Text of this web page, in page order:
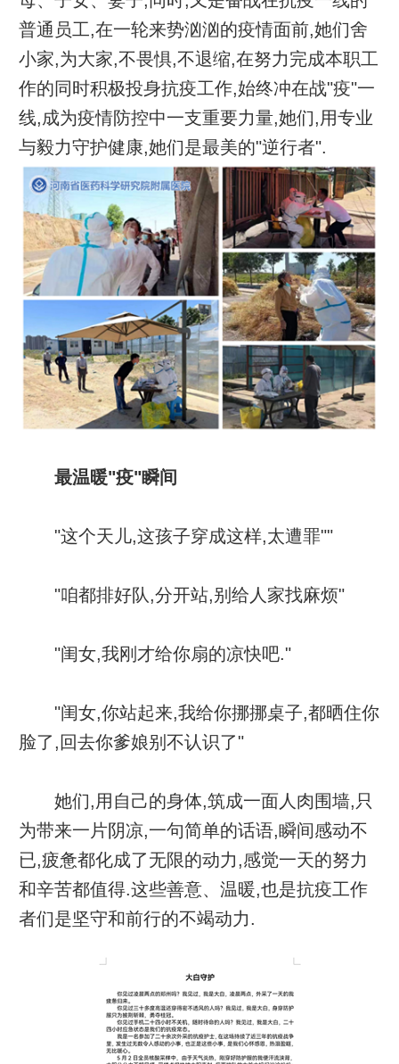
普通员工,在一轮来势汹汹的疫情面前,她们舍
小家,为大家,不畏惧,不退缩,在努力完成本职工
作的同时积极投身抗疫工作,始终冲在战"疫"一
线,成为疫情防控中一支重要力量,她们,用专业
与毅力守护健康,她们是最美的"逆行者".
最温暖"疫"瞬间
"这个天儿,这孩子穿成这样,太遭罪""
"咱都排好队,分开站,别给人家找麻烦"
"闺女,我刚才给你扇的凉快吧."
"闺女,你站起来,我给你挪挪桌子,都晒住你
脸了,回去你爹娘别不认识了"
她们,用自己的身体,筑成一面人肉围墙,只
为带来一片阴凉,一句简单的话语,瞬间感动不
已,疲惫都化成了无限的动力,感觉一天的努力
和辛苦都值得.这些善意、温暖,也是抗疫工作
者们是坚守和前行的不竭动力.